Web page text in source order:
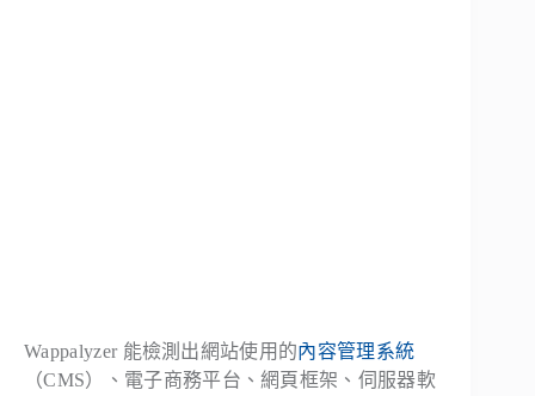
Wappalyzer 能檢測出網站使用的內容管理系統
（CMS）、電子商務平台、網頁框架、伺服器軟